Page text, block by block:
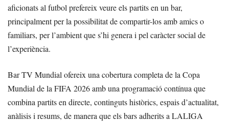
aficionats al futbol prefereix veure els partits en un bar,
principalment per la possibilitat de compartir-los amb amics o
familiars, per l’ambient que s’hi genera i pel caràcter social de
l’experiència.
Bar TV Mundial ofereix una cobertura completa de la Copa
Mundial de la FIFA 2026 amb una programació contínua que
combina partits en directe, continguts històrics, espais d’actualitat,
anàlisis i resums, de manera que els bars adherits a LALIGA